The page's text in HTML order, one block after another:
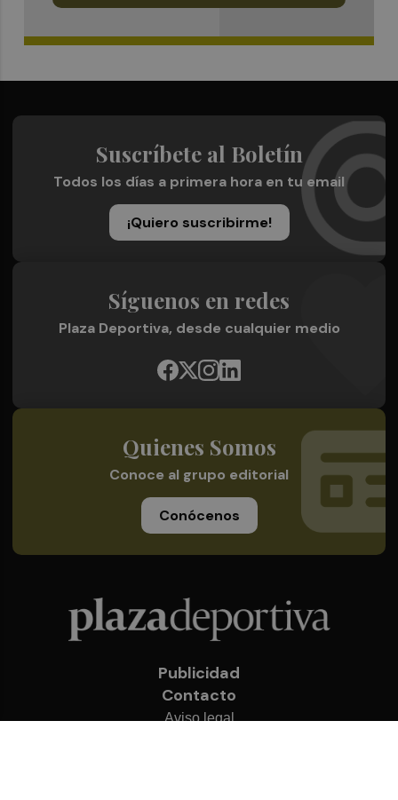
Suscríbete al Boletín
Todos los días a primera hora en tu email
¡Quiero suscribirme!
Síguenos en redes
Plaza Deportiva, desde cualquier medio
Quienes Somos
Conoce al grupo editorial
Conócenos
Publicidad
Contacto
Aviso legal